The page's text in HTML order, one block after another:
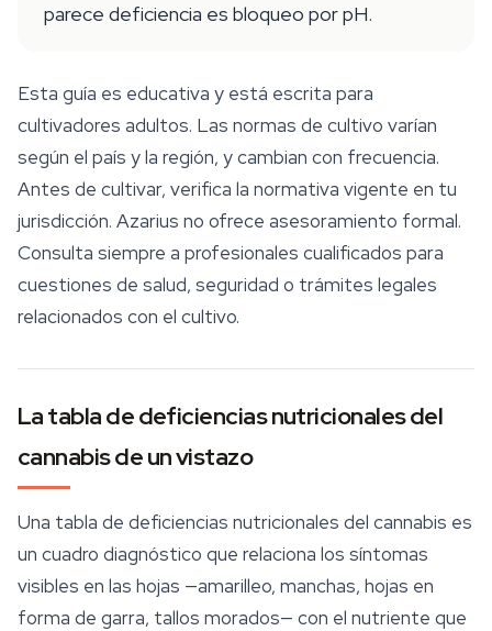
parece deficiencia es bloqueo por pH.
Esta guía es educativa y está escrita para
cultivadores adultos. Las normas de cultivo varían
según el país y la región, y cambian con frecuencia.
Antes de cultivar, verifica la normativa vigente en tu
jurisdicción. Azarius no ofrece asesoramiento formal.
Consulta siempre a profesionales cualificados para
cuestiones de salud, seguridad o trámites legales
relacionados con el cultivo.
La tabla de deficiencias nutricionales del
cannabis de un vistazo
Una tabla de deficiencias nutricionales del cannabis es
un cuadro diagnóstico que relaciona los síntomas
visibles en las hojas —amarilleo, manchas, hojas en
forma de garra, tallos morados— con el nutriente que